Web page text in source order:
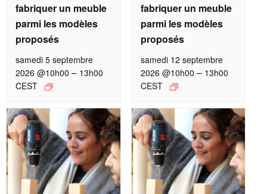
fabriquer un meuble
parmi les modèles
proposés
samedi 5 septembre
2026 @10h00 – 13h00
CEST
fabriquer un meuble
parmi les modèles
proposés
samedi 12 septembre
2026 @10h00 – 13h00
CEST